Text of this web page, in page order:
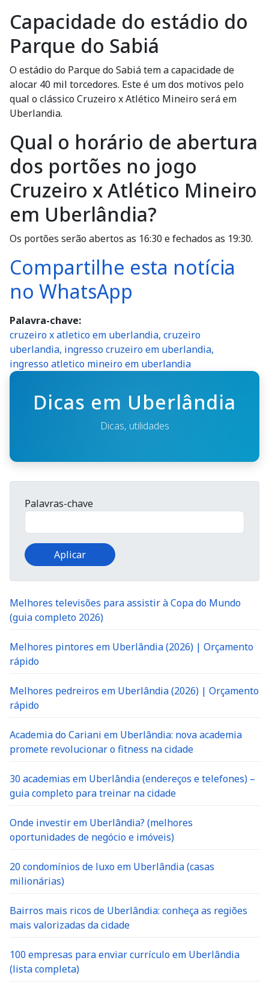
Capacidade do estádio do
Parque do Sabiá
O estádio do Parque do Sabiá tem a capacidade de
alocar 40 mil torcedores. Este é um dos motivos pelo
qual o clássico Cruzeiro x Atlético Mineiro será em
Uberlandia.
Qual o horário de abertura
dos portões no jogo
Cruzeiro x Atlético Mineiro
em Uberlândia?
Os portões serão abertos as 16:30 e fechados as 19:30.
Compartilhe esta notícia
no WhatsApp
Palavra-chave
cruzeiro x atletico em uberlandia, cruzeiro
uberlandia, ingresso cruzeiro em uberlandia,
ingresso atletico mineiro em uberlandia
Dicas em Uberlândia
Dicas, utilidades
Palavras-chave
Melhores televisões para assistir à Copa do Mundo
(guia completo 2026)
Melhores pintores em Uberlândia (2026) | Orçamento
rápido
Melhores pedreiros em Uberlândia (2026) | Orçamento
rápido
Academia do Cariani em Uberlândia: nova academia
promete revolucionar o fitness na cidade
30 academias em Uberlândia (endereços e telefones) –
guia completo para treinar na cidade
Onde investir em Uberlândia? (melhores
oportunidades de negócio e imóveis)
20 condomínios de luxo em Uberlândia (casas
milionárias)
Bairros mais ricos de Uberlândia: conheça as regiões
mais valorizadas da cidade
100 empresas para enviar currículo em Uberlândia
(lista completa)